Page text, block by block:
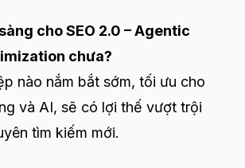
cho SEO 2.0 – Agentic
chưa?
nào nắm bắt sớm, tối ưu cho
và AI, sẽ có lợi thế vượt trội
tìm kiếm mới.